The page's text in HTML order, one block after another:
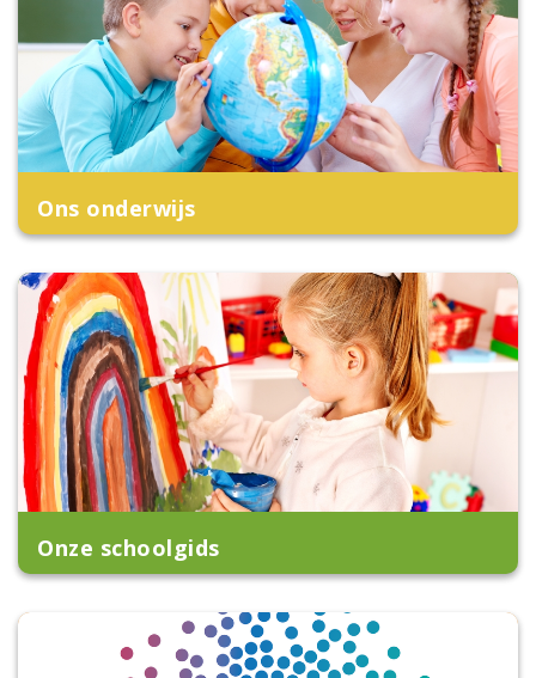
Ons onderwijs
Onze schoolgids